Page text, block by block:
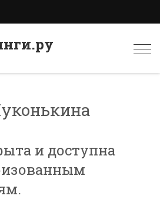
и доступна